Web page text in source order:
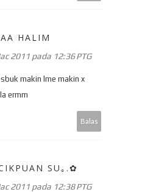
HALIM
2011 pada 12:36 PTG
makin lme makin x
ermm
Balas
SU｡.✿
2011 pada 12:38 PTG